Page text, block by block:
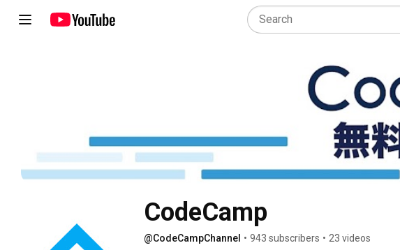
CodeCamp
@CodeCampChannel • 943 subscribers • 23 videos